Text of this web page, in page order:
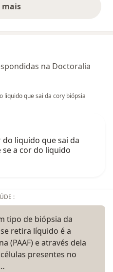
mais
opiniões acima
na Doctoralia
liquido que sai da cory biópsia
liquido que sai da
a cor do liquido
:
tipo de biópsia da
retira líquido é a
(PAAF) e através dela
presentes no